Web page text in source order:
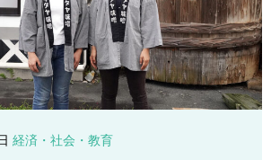
経済・社会・教育